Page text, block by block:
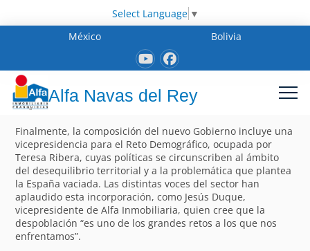
Select Language ▼
México
Bolivia
Alfa Navas del Rey
Finalmente, la composición del nuevo Gobierno incluye una
vicepresidencia para el Reto Demográfico, ocupada por
Teresa Ribera, cuyas políticas se circunscriben al ámbito
del desequilibrio territorial y a la problemática que plantea
la España vaciada. Las distintas voces del sector han
aplaudido esta incorporación, como Jesús Duque,
vicepresidente de Alfa Inmobiliaria, quien cree que la
despoblación “es uno de los grandes retos a los que nos
enfrentamos”.